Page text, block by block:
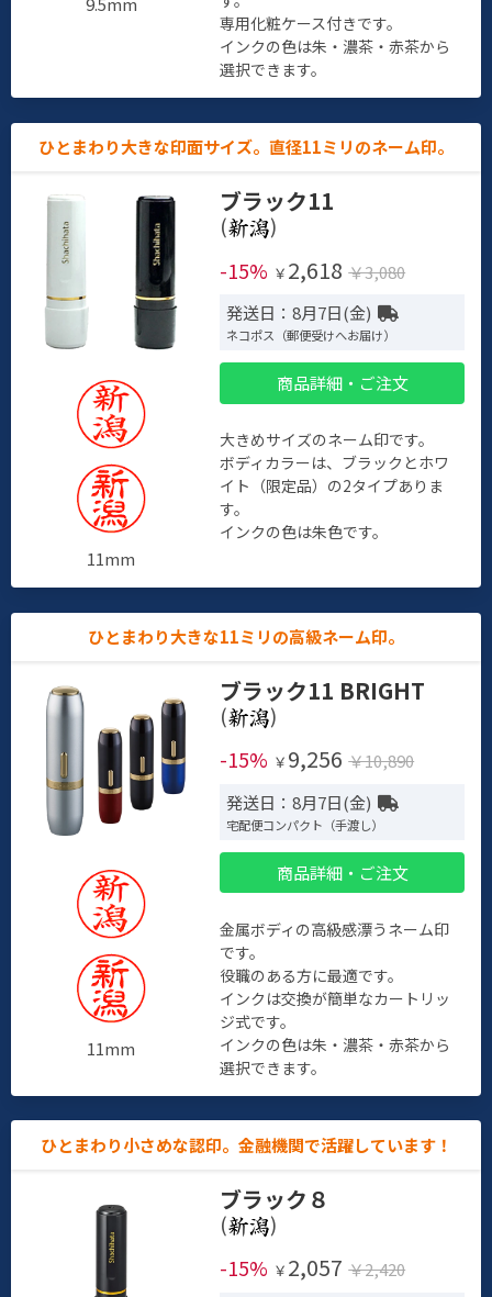
専用化粧ケース付きです。
インクの色は朱・濃茶・赤茶から
選択できます。
ひとまわり大きな印面サイズ。直径11ミリのネーム印。
11mm
ブラック11
(
)
-15% ￥ 2,618 ￥3,080
発送日：8月7日(金)
ネコポス（郵便受けへお届け）
商品詳細・ご注文
大きめサイズのネーム印です。
ボディカラーは、ブラックとホワ
イト（限定品）の2タイプありま
す。
インクの色は朱色です。
ひとまわり大きな11ミリの高級ネーム印。
11mm
ブラック11 BRIGHT
(
)
-15% ￥ 9,256 ￥10,890
発送日：8月7日(金)
宅配便コンパクト（手渡し）
商品詳細・ご注文
金属ボディの高級感漂うネーム印
です。
役職のある方に最適です。
インクは交換が簡単なカートリッ
ジ式です。
インクの色は朱・濃茶・赤茶から
選択できます。
ひとまわり小さめな認印。金融機関で活躍しています！
ブラック８
(
)
-15% ￥ 2,057 ￥2,420